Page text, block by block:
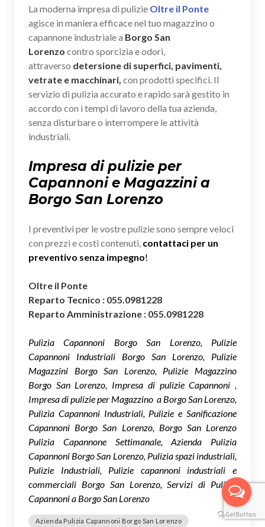
La moderna impresa di pulizie Oltre il Ponte
agisce in maniera efficace nel tuo magazzino o
capannone industriale a Borgo San
Lorenzo contro sporcizia e odori,
attraverso detersione di superfici, pavimenti,
vetrate e macchinari, con prodotti specifici. Il
servizio di pulizia accurato e rapido sarà gestito in
accordo con i tempi di lavoro della tua azienda,
senza disturbare o interrompere le attività
industriali.
Impresa di pulizie per
Capannoni e Magazzini a
Borgo San Lorenzo
I preventivi per le vostre pulizie sono sempre veloci
con prezzi e costi contenuti, contattaci per un
preventivo senza impegno!
Oltre il Ponte
Reparto Tecnico : 055.0981228
Reparto Amministrazione : 055.0981228
Pulizia Capannoni Borgo San Lorenzo, Pulizie
Capannoni Industriali Borgo San Lorenzo, Pulizie
Magazzini Borgo San Lorenzo, Pulizie Magazzino
Borgo San Lorenzo, Impresa di pulizie Capannoni ,
Impresa di pulizie per Magazzino a Borgo San Lorenzo,
Pulizia Capannoni Industriali, Pulizie e Sanificazione
Capannoni Borgo San Lorenzo, Borgo San Lorenzo
Pulizia Capannone Settimanale, Azienda Pulizia
Capannoni Borgo San Lorenzo, Pulizia spazi industriali,
Pulizie Industriali, Pulizie capannoni industriali e
commerciali Borgo San Lorenzo, Servizi di Pulizia
Capannoni a Borgo San Lorenzo
Azienda Pulizia Capannoni Borgo San Lorenzo